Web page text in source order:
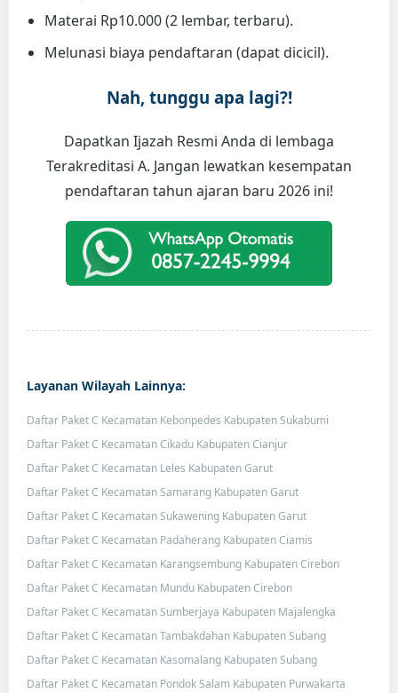
Materai Rp10.000 (2 lembar, terbaru).
Melunasi biaya pendaftaran (dapat dicicil).
Nah, tunggu apa lagi?!
Dapatkan Ijazah Resmi Anda di lembaga
Terakreditasi A. Jangan lewatkan kesempatan
pendaftaran tahun ajaran baru 2026 ini!
Layanan Wilayah Lainnya:
Daftar Paket C Kecamatan Kebonpedes Kabupaten Sukabumi
Daftar Paket C Kecamatan Cikadu Kabupaten Cianjur
Daftar Paket C Kecamatan Leles Kabupaten Garut
Daftar Paket C Kecamatan Samarang Kabupaten Garut
Daftar Paket C Kecamatan Sukawening Kabupaten Garut
Daftar Paket C Kecamatan Padaherang Kabupaten Ciamis
Daftar Paket C Kecamatan Karangsembung Kabupaten Cirebon
Daftar Paket C Kecamatan Mundu Kabupaten Cirebon
Daftar Paket C Kecamatan Sumberjaya Kabupaten Majalengka
Daftar Paket C Kecamatan Tambakdahan Kabupaten Subang
Daftar Paket C Kecamatan Kasomalang Kabupaten Subang
Daftar Paket C Kecamatan Pondok Salam Kabupaten Purwakarta